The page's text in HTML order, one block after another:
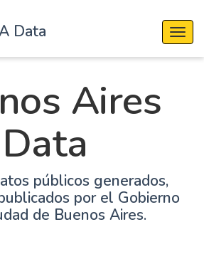
Data
Aires
Data
públicos generados,
por el Gobierno
de Buenos Aires.